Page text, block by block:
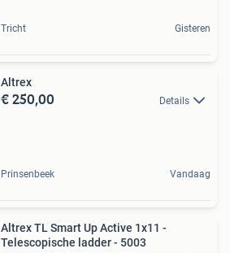
Tricht Gisteren
Altrex
€ 250,00 Details
Prinsenbeek Vandaag
Altrex TL Smart Up Active 1x11 -
Telescopische ladder - 5003